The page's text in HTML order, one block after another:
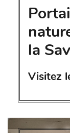
la
Visitez